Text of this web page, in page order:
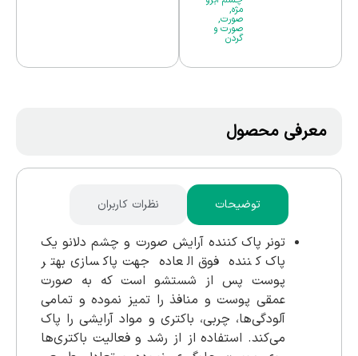
مژه,
صورت,
صورت و
گردن
معرفی محصول
توضیحات نظرات کاربران
تونر پاک کننده آرایش صورت و چشم دلانو یک
پاک کننده فوق العاده جهت پاکسازی بهتر
پوست پس از شستشو است که به صورت
عمقی پوست و منافذ را تمیز نموده و تمامی
آلودگی‌ها، چربی، باکتری و مواد آرایشی را پاک
می‌کند. استفاده از از رشد و فعالیت باکتری‌ها